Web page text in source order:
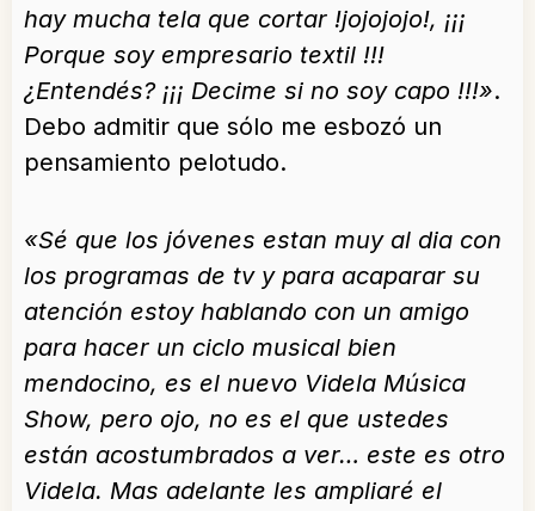
hay mucha tela que cortar !jojojojo!, ¡¡¡
Porque soy empresario textil !!!
¿Entendés? ¡¡¡ Decime si no soy capo !!!».
Debo admitir que sólo me esbozó un
pensamiento pelotudo.
«Sé que los jóvenes estan muy al dia con
los programas de tv y para acaparar su
atención estoy hablando con un amigo
para hacer un ciclo musical bien
mendocino, es el nuevo Videla Música
Show, pero ojo, no es el que ustedes
están acostumbrados a ver… este es otro
Videla. Mas adelante les ampliaré el